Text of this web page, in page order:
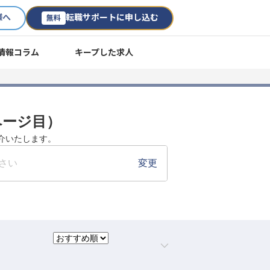
へ 無料 転職サポートに申し込む
報コラム キープした求人
ジ目）
たします。
い 変更